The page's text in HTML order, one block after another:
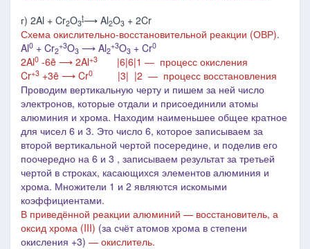
г) 2Al + Cr2O3
t⟶ Al2O3 + 2Cr
Схема окислительно-восстановительной реакции (ОВР).
Al0 + Cr2
+3O3 ⟶ Al2
+3O3 + Cr0
2Al0 -6ē ⟶ 2Al+3 |6|6|1 ― процесс окисления
Cr+3 +3ē ⟶ Cr0
|3| |2 ― процесс восстановления
Проводим вертикальную черту и пишем за ней число
электронов, которые отдали и присоединили атомы
алюминия и хрома. Находим наименьшее общее кратное
для чисел 6 и 3. Это число 6, которое записываем за
второй вертикальной чертой посередине, и поделив его
поочередно на 6 и 3 , записываем результат за третьей
чертой в строках, касающихся элементов алюминия и
хрома. Множители 1 и 2 являются искомыми
коэффициентами.
В приведённой реакции алюминий — восстановитель, а
оксид хрома (III) (за счёт атомов хрома в степени
окисления +3) — окислитель.